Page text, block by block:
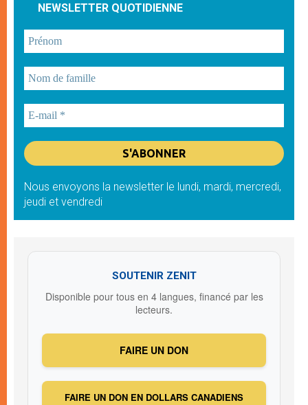
NEWSLETTER QUOTIDIENNE
Nous envoyons la newsletter le lundi, mardi, mercredi,
jeudi et vendredi
SOUTENIR ZENIT
Disponible pour tous en 4 langues, financé par les
lecteurs.
FAIRE UN DON
FAIRE UN DON EN DOLLARS CANADIENS